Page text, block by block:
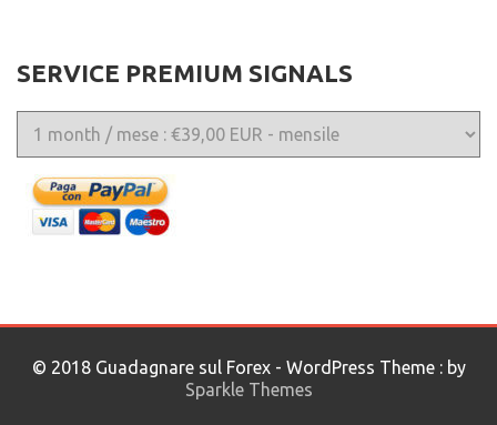
SERVICE PREMIUM SIGNALS
© 2018 Guadagnare sul Forex - WordPress Theme : by
Sparkle Themes